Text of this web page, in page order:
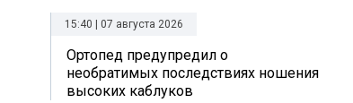
15:40 | 07 августа 2026
Ортопед предупредил о
необратимых последствиях ношения
высоких каблуков